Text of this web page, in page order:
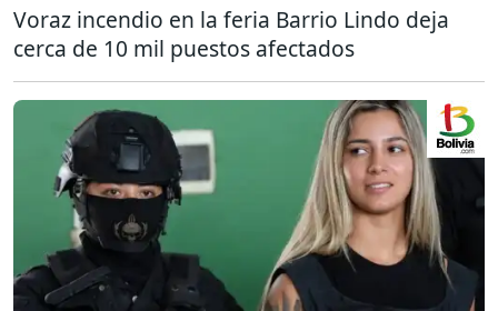
Voraz incendio en la feria Barrio Lindo deja
cerca de 10 mil puestos afectados